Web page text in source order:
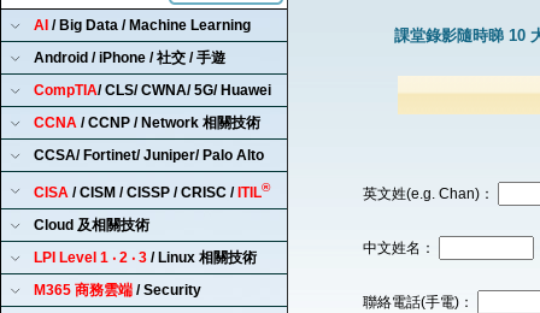
AI / Big Data / Machine Learning
Android / iPhone / 社交 / 手遊
CompTIA/ CLS/ CWNA/ 5G/ Huawei
CCNA / CCNP / Network 相關技術
CCSA/ Fortinet/ Juniper/ Palo Alto
CISA / CISM / CISSP / CRISC / ITIL®
Cloud 及相關技術
LPI Level 1 ‧ 2 ‧ 3 / Linux 相關技術
M365 商務雲端 / Security
課堂錄影隨時睇 10
英文姓(e.g. Chan)：
中文姓名：
聯絡電話(手電)：